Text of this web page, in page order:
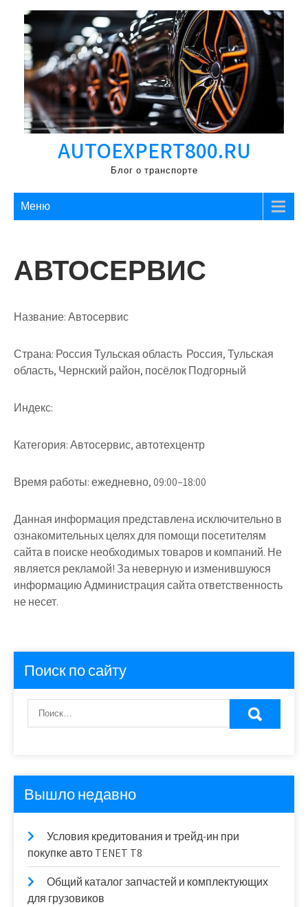
Перейти
содержимому
AUTOEXPERT800.RU
Блог о транспорте
Меню
АВТОСЕРВИС
Название:Автосервис
Страна: Россия Тульская область Россия, Тульская
область, Чернский район, посёлок Подгорный
Индекс:
Категория:Автосервис, автотехцентр
Время работы:ежедневно, 09:00–18:00
Данная информация представлена исключительно в
ознакомительных целях для помощи посетителям
сайта в поиске необходимых товаров и компаний. Не
является рекламой! За неверную и изменившуюся
информацию Администрация сайта ответственность
не несет.
Поиск по сайту
Вышло недавно
Условия кредитования и трейд-ин при
покупке авто TENET T8
Общий каталог запчастей и комплектующих
для грузовиков